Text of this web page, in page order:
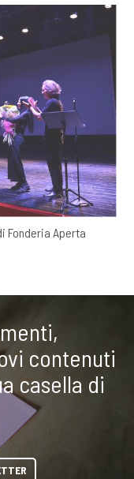
Fonderia Aperta
contenuti
casella di